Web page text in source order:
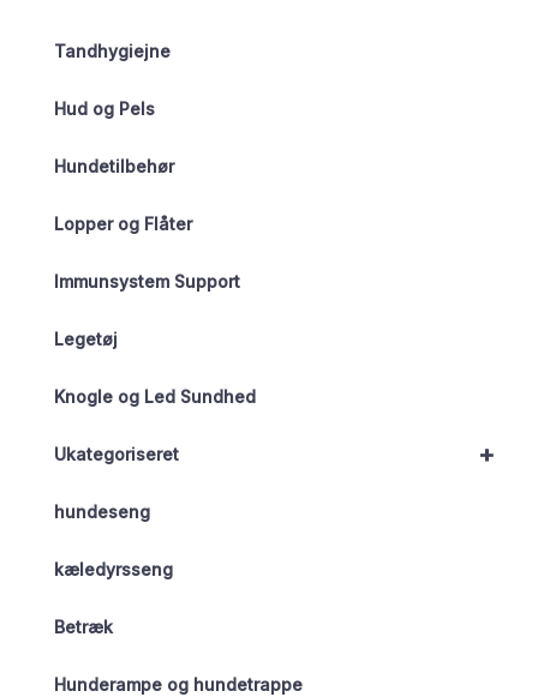
Tandhygiejne
Hud og Pels
Hundetilbehør
Lopper og Flåter
Immunsystem Support
Legetøj
Knogle og Led Sundhed
+
Ukategoriseret
hundeseng
kæledyrsseng
Betræk
Hunderampe og hundetrappe